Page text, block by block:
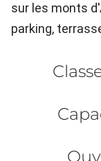
sur les monts
parking,